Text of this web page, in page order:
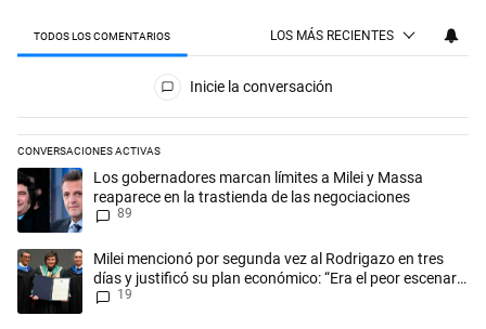
TODOS LOS COMENTARIOS LOS MÁS RECIENTES
Inicie la conversación
CONVERSACIONES ACTIVAS
Este listado muestra los artículos con más comentarios en los
Un artículo de tendencia con el título "Los gobernadores marcan
Los gobernadores marcan límites a Milei y Massa
reaparece en la trastienda de las negociaciones
89
Un artículo de tendencia con el título "Milei mencionó por segunda
Milei mencionó por segunda vez al Rodrigazo en tres
días y justificó su plan económico: “Era el peor escenario
posible”
19